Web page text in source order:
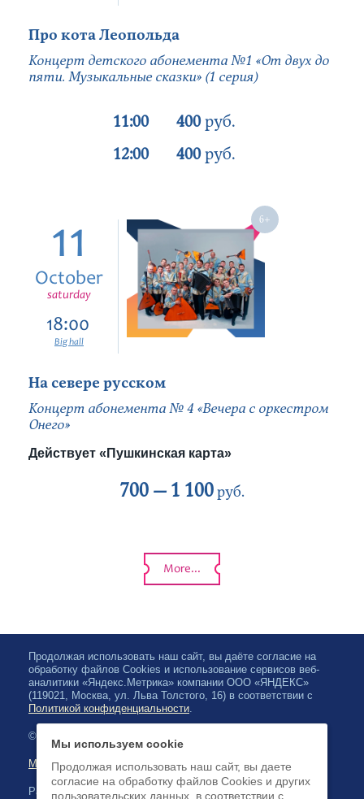
Про кота Леопольда
Концерт детского абонемента №1 «От двух до
пяти. Музыкальные сказки» (1 серия)
11:00 400руб.
12:00
400руб.
11
October
saturday
18:00
Big hall
На севере русском
Концерт абонемента № 4 «Вечера с оркестром
Онего»
Действует «Пушкинская карта»
700 —1 100руб.
More...
Продолжая использовать наш сайт, вы даёте согласие на
обработку файлов Cookies и использование сервисов веб-
аналитики «Яндекс.Метрика» компании ООО «ЯНДЕКС»
(119021, Москва, ул. Льва Толстого, 16) в соответствии с
Политикой конфиденциальности
© 2026, Karelian State Philharmonic
Map of site
Payment by credit cards available
Мы используем cookie
Продолжая использовать наш сайт, вы даете
согласие на обработку файлов Cookies и других
пользовательских данных, в соответствии с